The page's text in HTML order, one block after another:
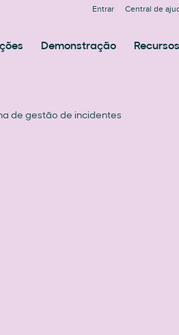
Entrar Central de
Demonstração Recursos
de gestão de incidentes